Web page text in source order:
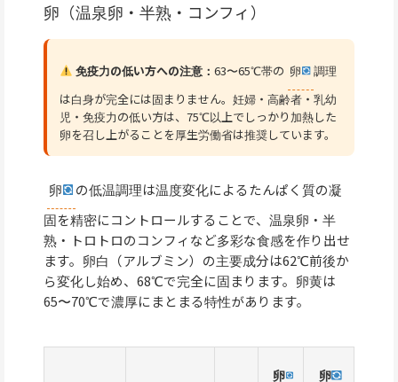
卵（温泉卵・半熟・コンフィ）
免疫力の低い方への注意： 63〜65℃帯の 卵
調理
は白身が完全には固まりません。妊婦・高齢者・乳幼
児・免疫力の低い方は、75℃以上でしっかり加熱した
卵を召し上がることを厚生労働省は推奨しています。
卵
の低温調理は温度変化によるたんぱく質の凝
固を精密にコントロールすることで、温泉卵・半
熟・トロトロのコンフィなど多彩な食感を作り出せ
ます。卵白（アルブミン）の主要成分は62℃前後か
ら変化し始め、68℃で完全に固まります。卵黄は
65〜70℃で濃厚にまとまる特性があります。
卵 卵